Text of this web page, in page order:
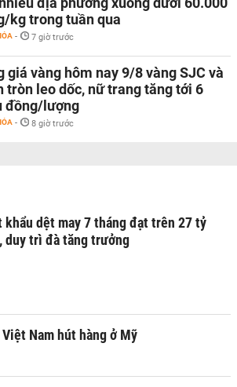
kg trong tuần qua
- 7 giờ trước
giá vàng hôm nay 9/8 vàng SJC và
tròn leo dốc, nữ trang tăng tới 6
đồng/lượng
- 8 giờ trước
khẩu dệt may 7 tháng đạt trên 27 tỷ
duy trì đà tăng trưởng
Việt Nam hút hàng ở Mỹ